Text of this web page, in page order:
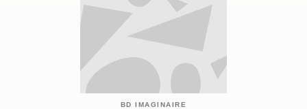
BD IMAGINAIRE